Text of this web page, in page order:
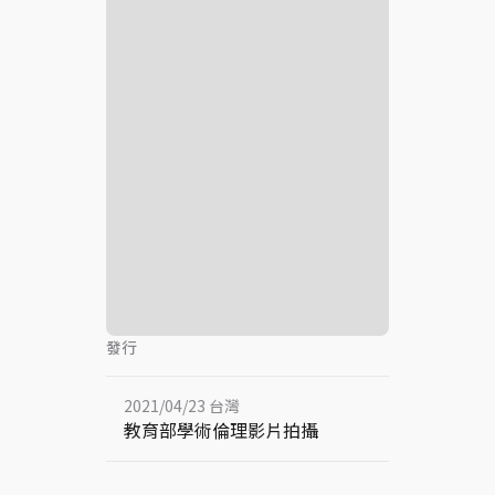
發行
2021/04/23 台灣
教育部學術倫理影片拍攝